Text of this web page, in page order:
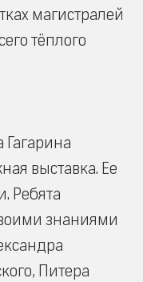
магистралей
тёплого
выставка. Ее
Ребята
знаниями
Питера